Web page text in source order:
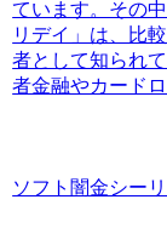
ています。その
リデイ」は、比
者として知られ
者金融やカード
ソフト闇金シー